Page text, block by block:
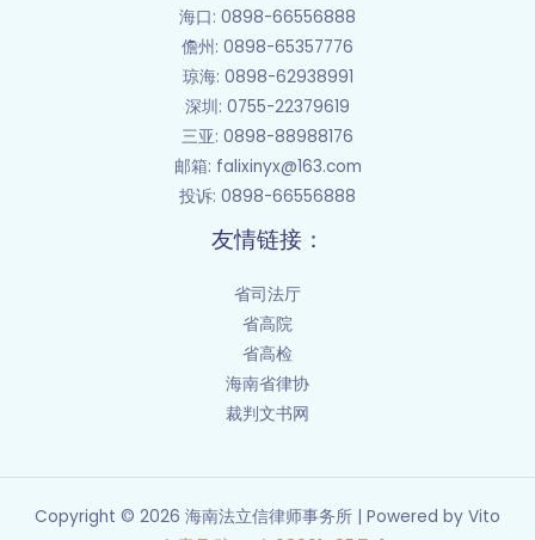
海口: 0898-66556888
儋州: 0898-65357776
琼海: 0898-62938991
深圳: 0755-22379619
三亚: 0898-88988176
邮箱: falixinyx@163.com
投诉: 0898-66556888
友情链接：
省司法厅
省高院
省高检
海南省律协
裁判文书网
Copyright © 2026 海南法立信律师事务所 | Powered by Vito